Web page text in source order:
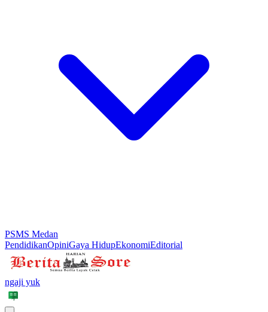
PSMS Medan
PendidikanOpiniGaya HidupEkonomiEditorial
ngaji yuk